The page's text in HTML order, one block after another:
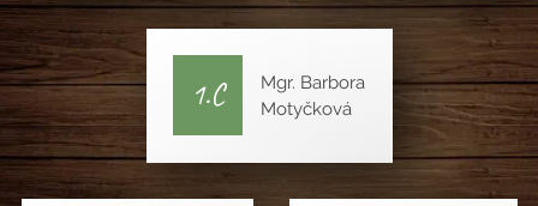
1.C
Mgr. Barbora
Motyčková